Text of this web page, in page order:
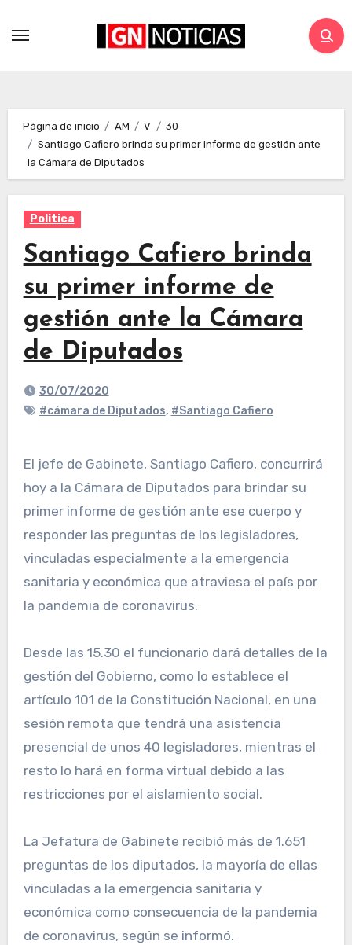
Página de inicio AM V
30
Santiago Cafiero brinda su primer informe de gestión ante
la Cámara de Diputados
Politica
Santiago Cafiero brinda
su primer informe de
gestión ante la Cámara
de Diputados
30/07/2020
#cámara de Diputados, #Santiago Cafiero
El jefe de Gabinete, Santiago Cafiero, concurrirá
hoy a la Cámara de Diputados para brindar su
primer informe de gestión ante ese cuerpo y
responder las preguntas de los legisladores,
vinculadas especialmente a la emergencia
sanitaria y económica que atraviesa el país por
la pandemia de coronavirus.
Desde las 15.30 el funcionario dará detalles de la
gestión del Gobierno, como lo establece el
artículo 101 de la Constitución Nacional, en una
sesión remota que tendrá una asistencia
presencial de unos 40 legisladores, mientras el
resto lo hará en forma virtual debido a las
restricciones por el aislamiento social.
La Jefatura de Gabinete recibió más de 1.651
preguntas de los diputados, la mayoría de ellas
vinculadas a la emergencia sanitaria y
económica como consecuencia de la pandemia
de coronavirus, según se informó.